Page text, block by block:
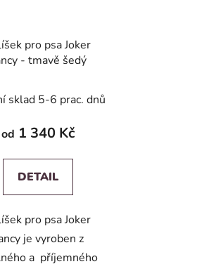
pro psa Joker
- tmavě šedý
sklad 5-6 prac. dnů
od 1 340 Kč
DETAIL
pro psa Joker
je vyroben z
a příjemného